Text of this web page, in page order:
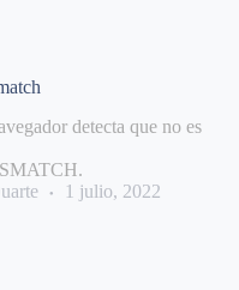
detecta que no es
1 julio, 2022